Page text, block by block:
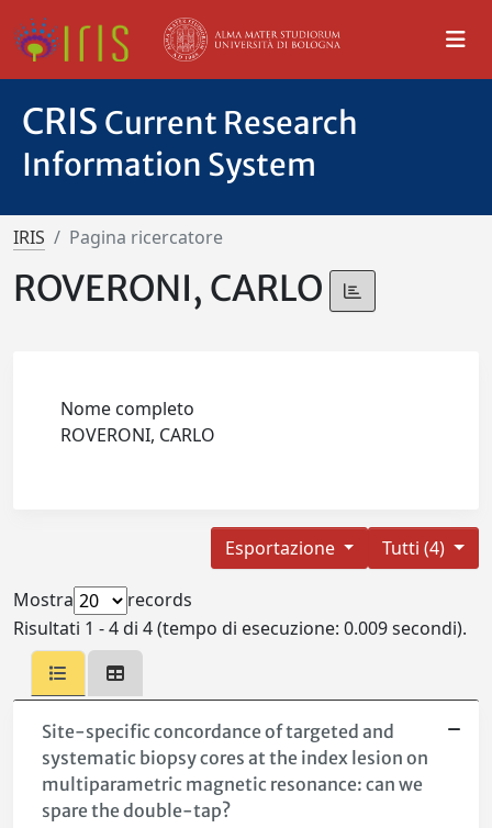
CRIS Current Research
Information System
IRIS Pagina ricercatore
ROVERONI, CARLO
Nome completo
ROVERONI, CARLO
Tutti (4)
Esportazione
Mostra
records
Risultati 1 - 4 di 4 (tempo di esecuzione: 0.009 secondi).
Site-specific concordance of targeted and
systematic biopsy cores at the index lesion on
multiparametric magnetic resonance: can we
spare the double-tap?